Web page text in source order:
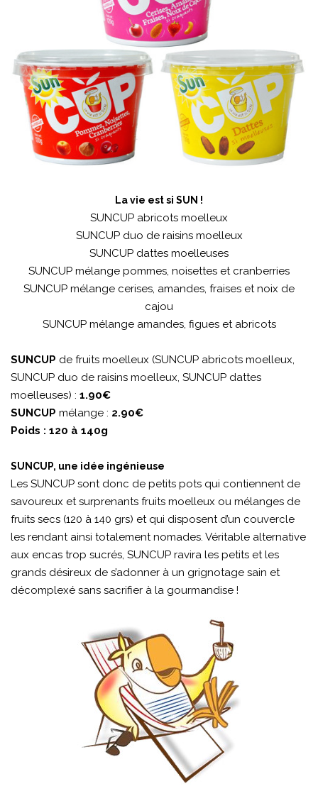
La vie est si SUN !
SUNCUP abricots moelleux
SUNCUP duo de raisins moelleux
SUNCUP dattes moelleuses
SUNCUP mélange pommes, noisettes et cranberries
SUNCUP mélange cerises, amandes, fraises et noix de
cajou
SUNCUP mélange amandes, figues et abricots
SUNCUP de fruits moelleux (SUNCUP abricots moelleux,
SUNCUP duo de raisins moelleux, SUNCUP dattes
moelleuses) : 1.90€
SUNCUP mélange : 2.90€
Poids : 120 à 140g
SUNCUP, une idée ingénieuse
Les SUNCUP sont donc de petits pots qui contiennent de
savoureux et surprenants fruits moelleux ou mélanges de
fruits secs (120 à 140 grs) et qui disposent d’un couvercle
les rendant ainsi totalement nomades. Véritable alternative
aux encas trop sucrés, SUNCUP ravira les petits et les
grands désireux de s’adonner à un grignotage sain et
décomplexé sans sacrifier à la gourmandise !